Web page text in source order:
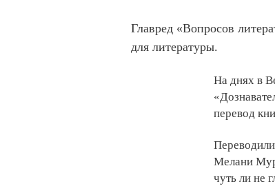
Главред «Вопросов
для литературы.
На днях в
перевод
Мелани
чуть ли не